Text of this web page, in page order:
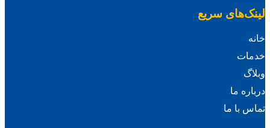
لینک‌های سریع
خانه
خدمات
وبلاگ
درباره ما
تماس با ما